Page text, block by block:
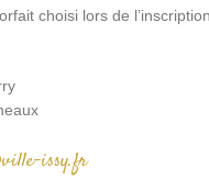
choisi lors de
issy.fr